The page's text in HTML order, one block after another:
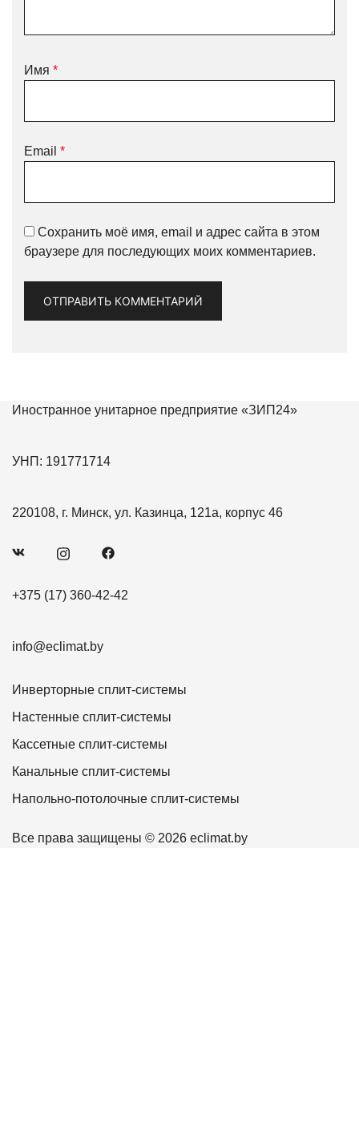
Имя *
Email *
Сохранить моё имя, email и адрес сайта в этом
браузере для последующих моих комментариев.
Иностранное унитарное предприятие «ЗИП24»
УНП: 191771714
220108, г. Минск, ул. Казинца, 121а, корпус 46
+375 (17) 360-42-42
info@eclimat.by
Инверторные сплит-системы
Настенные сплит-системы
Кассетные сплит-системы
Канальные сплит-системы
Напольно-потолочные сплит-системы
Все права защищены © 2026 eclimat.by